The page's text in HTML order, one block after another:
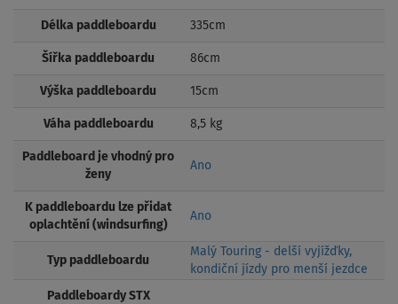
Délka paddleboardu 335cm
Šířka paddleboardu 86cm
Výška paddleboardu 15cm
Váha paddleboardu 8,5 kg
Paddleboard je vhodný pro
ženy
Ano
K paddleboardu lze přidat
oplachtění (windsurfing)
Ano
Typ paddleboardu
Malý Touring - delší vyjížďky,
kondiční jízdy pro menší jezdce
Paddleboardy STX